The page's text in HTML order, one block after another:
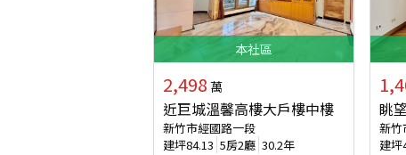
本社區
2,498 萬
近巨城溫馨高樓大戶樓中樓
新竹市經國路一段
建坪84.13 5房2廳 30.2年
眺
新竹
建坪